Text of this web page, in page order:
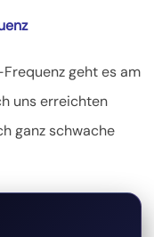
geht es am
uns erreichten
ganz schwache